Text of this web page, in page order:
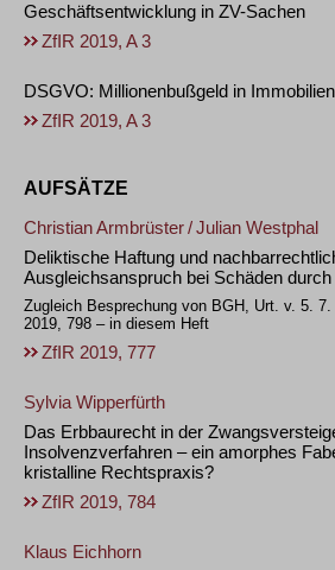
Geschäftsentwicklung in ZV-Sachen
ZfIR 2019, A 3
DSGVO: Millionenbußgeld in
ZfIR 2019, A 3
AUFSÄTZE
Christian Armbrüster/Julian Westphal
Deliktische Haftung und
Ausgleichsanspruch bei Schäden
Zugleich Besprechung von BGH, Urt. v. 5.
2019, 798 – in diesem Heft
ZfIR 2019, 777
Sylvia Wipperfürth
Das Erbbaurecht in der
Insolvenzverfahren – ein amorphes
kristalline Rechtspraxis?
ZfIR 2019, 784
Klaus Eichhorn